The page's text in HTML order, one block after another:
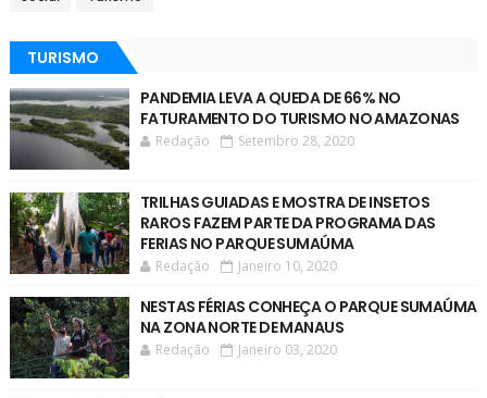
TURISMO
PANDEMIA LEVA A QUEDA DE 66% NO
FATURAMENTO DO TURISMO NO AMAZONAS
Redação Setembro 28, 2020
TRILHAS GUIADAS E MOSTRA DE INSETOS
RAROS FAZEM PARTE DA PROGRAMA DAS
FERIAS NO PARQUE SUMAÚMA
Redação Janeiro 10, 2020
NESTAS FÉRIAS CONHEÇA O PARQUE SUMAÚMA
NA ZONA NORTE DE MANAUS
Redação Janeiro 03, 2020